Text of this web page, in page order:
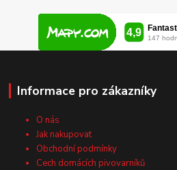
Informace pro zákazníky
O nás
Jak nakupovat
Obchodní podmínky
Cech domácích pivovarníků